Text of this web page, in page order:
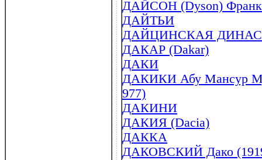
ДАЙСОН (Dyson) Франк
ДАЙТЬИ
ДАЙЦИНСКАЯ
ДАКАР (Dakar)
ДАКИ
ДАКИКИ Абу Мансур
977)
ДАКИНИ
ДАКИЯ (Dacia)
ДАККА
ДАКОВСКИЙ Дако